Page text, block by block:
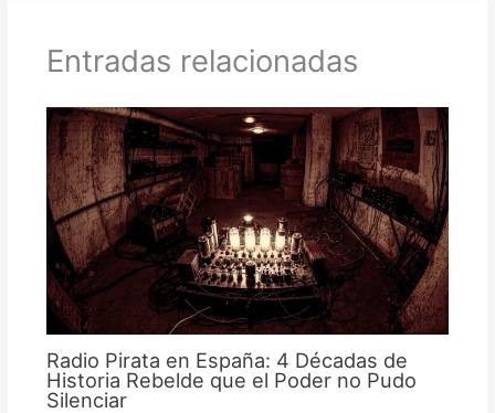
Entradas relacionadas
Radio Pirata en España: 4 Décadas de
Historia Rebelde que el Poder no Pudo
Silenciar